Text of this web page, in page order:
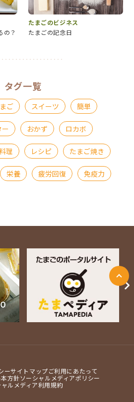
の？
たまごのビジネス
たまごの記念日
タグ一覧
ご スイーツ 簡単
ー おかず ロカボ
理 レシピ たまご焼き
栄養 疲労回復 免疫力
ーサイトマップご利用にあたって
方針ソーシャルメディアポリシー
ルメディア利用規約